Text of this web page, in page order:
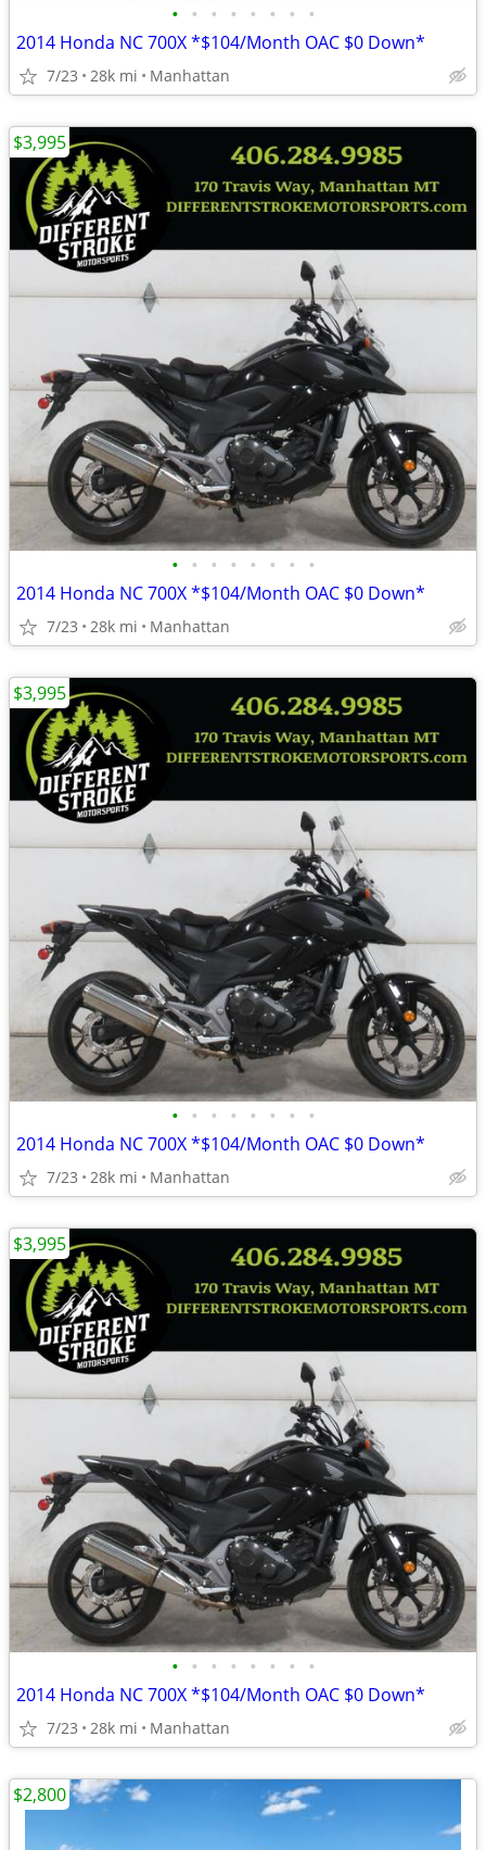
• • • • • • • •
2014 Honda NC 700X *$104/Month OAC $0 Down*
7/23 28k mi Manhattan
• • • • • • • •
2014 Honda NC 700X *$104/Month OAC $0 Down*
7/23 28k mi Manhattan
$3,995
• • • • • • • •
2014 Honda NC 700X *$104/Month OAC $0 Down*
7/23 28k mi Manhattan
$3,995
• • • • • • • •
2014 Honda NC 700X *$104/Month OAC $0 Down*
7/23 28k mi Manhattan
$3,995
$2,800